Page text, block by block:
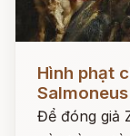
Hình phạt
Salmoneus
Để đóng giả